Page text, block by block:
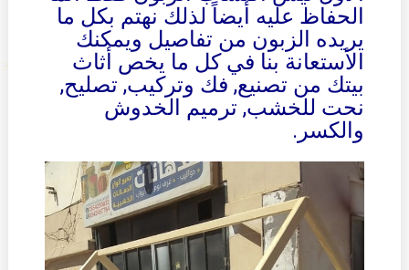
الحفاظ عليه أيضاً لذلك نهتم بكل ما
يريده الزبون من تفاصيل ويمكنك
الأستعانة بنا في كل ما يخص أثاث
بيتك من تصنيع, فك وتركيب, تصليح,
نحت للخشب, ترميم الخدوش
والكسر.